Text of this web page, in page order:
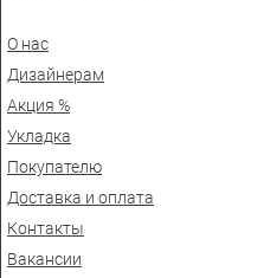
О нас
Дизайнерам
Акция %
Укладка
Покупателю
Доставка и оплата
Контакты
Вакансии